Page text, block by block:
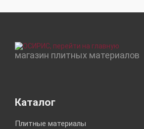
магазин плитных материалов
Каталог
Плитные материалы